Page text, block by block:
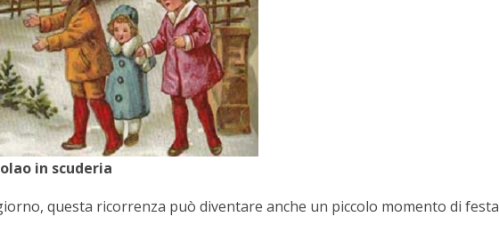
in scuderia
questa ricorrenza può diventare anche un piccolo momento di festa